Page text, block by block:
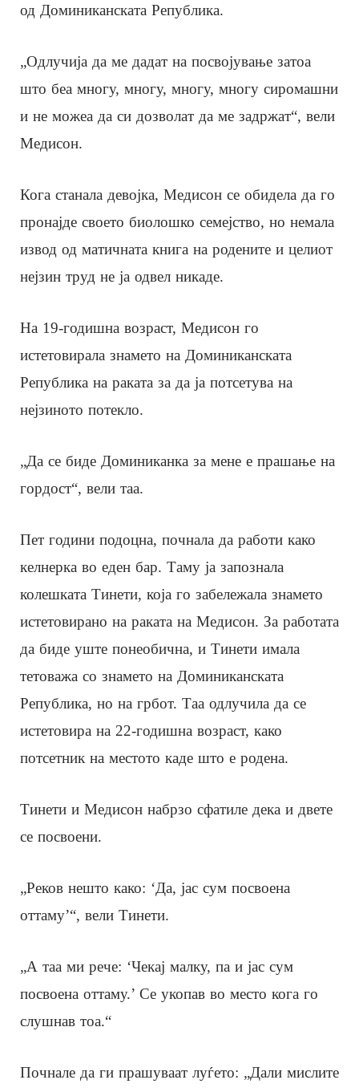
од Доминиканската Република.
„Одлучија да ме дадат на посвојување затоа
што беа многу, многу, многу, многу сиромашни
и не можеа да си дозволат да ме задржат“, вели
Медисон.
Кога станала девојка, Медисон се обидела да го
пронајде своето биолошко семејство, но немала
извод од матичната книга на родените и целиот
нејзин труд не ја одвел никаде.
На 19-годишна возраст, Медисон го
истетовирала знамето на Доминиканската
Република на раката за да ја потсетува на
нејзиното потекло.
„Да се биде Доминиканка за мене е прашање на
гордост“, вели таа.
Пет години подоцна, почнала да работи како
келнерка во еден бар. Таму ја запознала
колешката Тинети, која го забележала знамето
истетовирано на раката на Медисон. За работата
да биде уште понеобична, и Тинети имала
тетоважа со знамето на Доминиканската
Република, но на грбот. Таа одлучила да се
истетовира на 22-годишна возраст, како
потсетник на местото каде што е родена.
Тинети и Медисон набрзо сфатиле дека и двете
се посвоени.
„Реков нешто како: ‘Да, јас сум посвоена
оттаму’“, вели Тинети.
„А таа ми рече: ‘Чекај малку, па и јас сум
посвоена оттаму.’ Се укопав во место кога го
слушнав тоа.“
Почнале да ги прашуваат луѓето: „Дали мислите